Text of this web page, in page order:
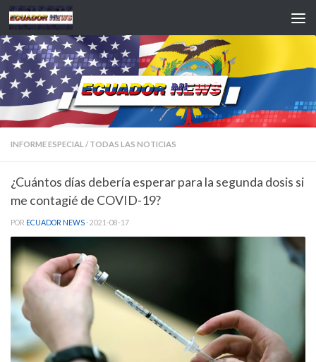
Saltar al contenido
INFORME ESPECIAL / TODAS LAS NOTICIAS
¿Cuántos días debería esperar para la segunda dosis si
me contagié de COVID-19?
POR ECUADOR NEWS · 2021-08-17